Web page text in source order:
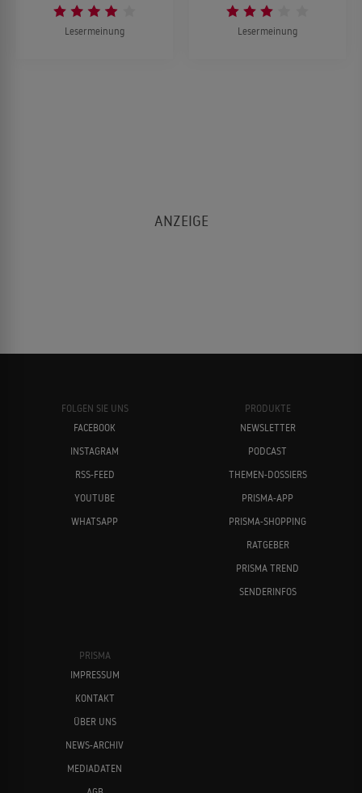
Lesermeinung Lesermeinung
FOLGEN SIE UNS
FACEBOOK
INSTAGRAM
RSS-FEED
YOUTUBE
WHATSAPP
PRODUKTE
NEWSLETTER
PODCAST
THEMEN-DOSSIERS
PRISMA-APP
PRISMA-SHOPPING
RATGEBER
PRISMA TREND
SENDERINFOS
PRISMA
IMPRESSUM
KONTAKT
ÜBER UNS
NEWS-ARCHIV
MEDIADATEN